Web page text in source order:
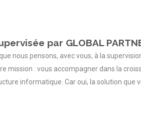
par GLOBAL
nous pensons, avec vous, à la
mission : vous accompagner dans la
informatique. Car oui, la solution